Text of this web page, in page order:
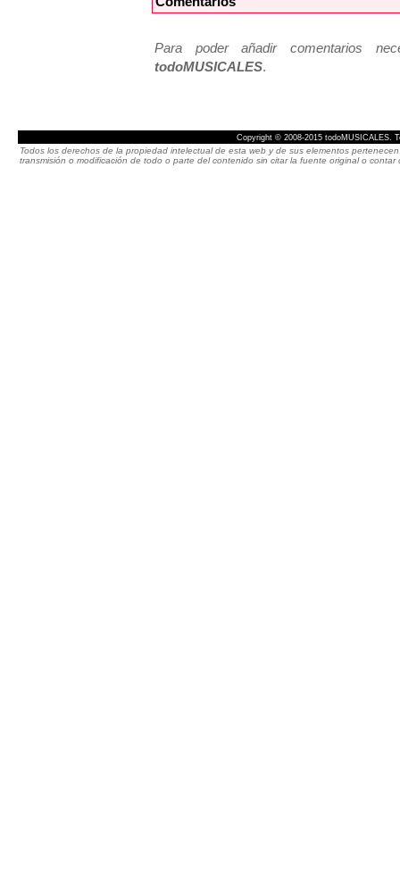
Para poder añadir comentarios
todoMUSICALES.
Copyright © 2008-2015 todoMUSICALES.
Todos los derechos de la propiedad intelectual de esta web y de sus elementos
transmisión o modificación de todo o parte del contenido sin citar la fuente original o